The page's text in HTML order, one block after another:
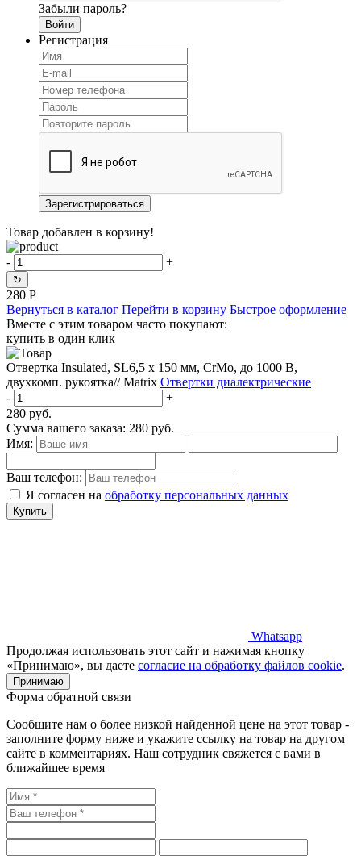
Забыли пароль?
Регистрация
Товар добавлен в корзину!
- +
↻
280 Р
Вернуться в каталог Перейти в корзину Быстрое оформление
Вместе с этим товаром часто покупают:
купить в один клик
Отвертка Insulated, SL6,5 x 150 мм, CrMo, до 1000 В,
двухкомп. рукоятка// Matrix Отвертки диалектрические
-
+
280 руб.
Сумма вашего заказа: 280 руб.
Имя:
Ваш телефон:
Я согласен на обработку персональных данных
Купить
Whatsapp
Продолжая использовать этот сайт и нажимая кнопку
«Принимаю», вы даете согласие на обработку файлов cookie.
Принимаю
Форма обратной связи
Сообщите нам о более низкой найденной цене на этот товар -
заполните форму ниже и укажите ссылку на товар на другом
сайте в комментариях. Наш сотрудник свяжется с вами в
ближайшее время